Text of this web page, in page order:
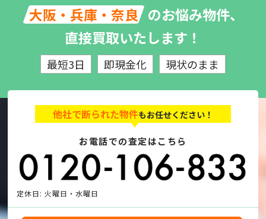
大阪・兵庫・奈良 のお悩み物件、
直接買取いたします！
最短3日 即現金化 現状のまま
他社で断られた物件もお任せください！
お電話での査定はこちら
定休日: 火曜日・水曜日